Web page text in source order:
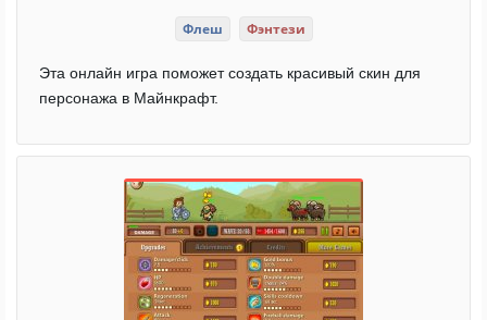
Флеш Фэнтези
Эта онлайн игра поможет создать красивый скин для
персонажа в Майнкрафт.